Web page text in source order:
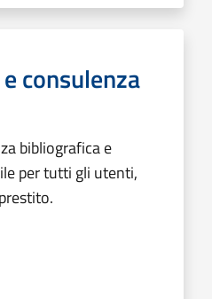
consulenza
bibliografica e
per tutti gli utenti,